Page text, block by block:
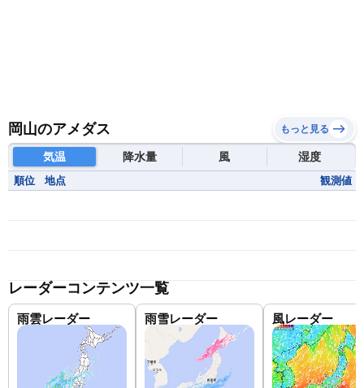
岡山のアメダス もっと見る
気温 降水量 風 湿度
順位 地点 観測値
レーダーコンテンツ一覧
雨雲レーダー 雨雪レーダー 風レーダー